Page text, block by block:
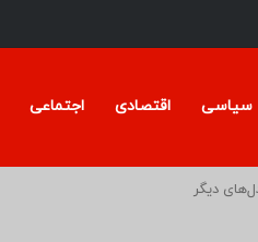
سیاسی اقتصادی اجتماعی
دیگر